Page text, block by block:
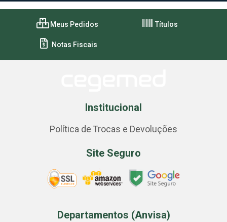
Meus Pedidos Títulos
Notas Fiscais
Institucional
Política de Trocas e Devoluções
Site Seguro
Departamentos (Anvisa)